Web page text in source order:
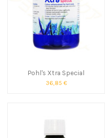
Pohl's Xtra Special
36,85 €